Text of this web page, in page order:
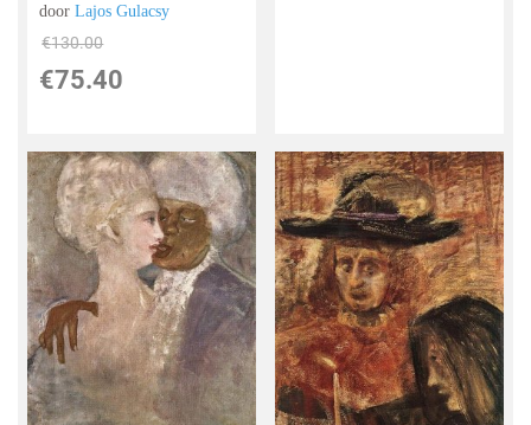
doorLajos Gulacsy
€130.00
€75.40